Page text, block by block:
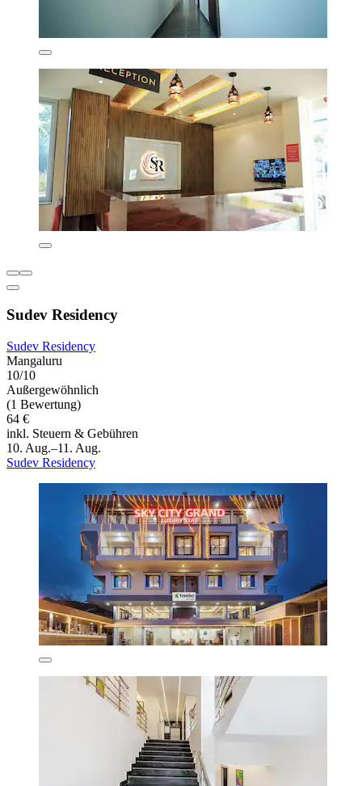
Sudev Residency
Sudev Residency
Mangaluru
10/10
Außergewöhnlich
(1 Bewertung)
64 €
inkl. Steuern & Gebühren
10. Aug.–11. Aug.
Sudev Residency